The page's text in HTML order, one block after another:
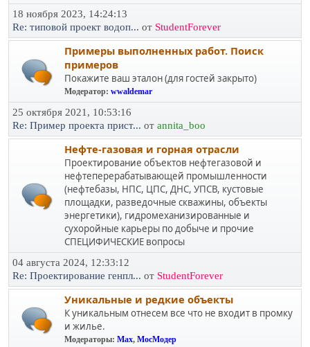
18 ноября 2023, 14:24:13
Re: типовой проект водоп... от StudentForever
Примеры выполненных работ. Поиск
примеров
Покажите ваш эталон (для гостей закрыто)
Модератор: wwaldemar
25 октября 2021, 10:53:16
Re: Пример проекта прист... от annita_boo
Нефте-газовая и горная отрасли
Проектирование объектов нефтегазовой и
нефтеперерабатывающей промышленности
(нефтебазы, НПС, ЦПС, ДНС, УПСВ, кустовые
площадки, разведочные скважины, объекты
энергетики), гидромеханизированные и
сухоройные карьеры по добыче и прочие
СПЕЦИФИЧЕСКИЕ вопросы
04 августа 2024, 12:33:12
Re: Проектирование генпл... от StudentForever
Уникальные и редкие объекты
К уникальным отнесем все что не входит в промку
и жилье.
Модераторы: Max, МосМодер